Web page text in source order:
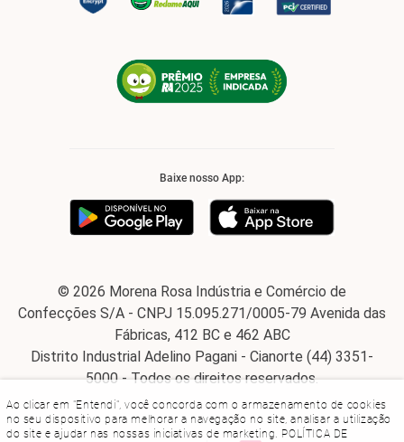
Ao clicar em "Entendi", você concorda com o armazenamento de cookies
no seu dispositivo para melhorar a navegação no site, analisar a utilização
do site e ajudar nas nossas iniciativas de marketing. POLÍTICA DE
Baixe nosso App:
© 2026 Morena Rosa Indústria e Comércio de
Confecções S/A - CNPJ 15.095.271/0005-79 Avenida das
Fábricas, 412 BC e 462 ABC
Distrito Industrial Adelino Pagani - Cianorte (44) 3351-
5000 - Todos os direitos reservados.